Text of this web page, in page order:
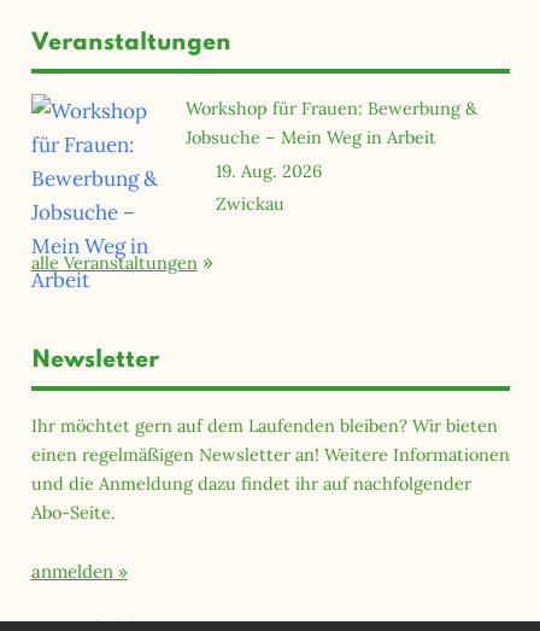
Veranstaltungen
Workshop für Frauen: Bewerbung &
Jobsuche – Mein Weg in Arbeit
19. Aug. 2026
Zwickau
alle Veranstaltungen
Newsletter
Ihr möchtet gern auf dem Laufenden bleiben? Wir bieten
einen regelmäßigen Newsletter an! Weitere Informationen
und die Anmeldung dazu findet ihr auf nachfolgender
Abo-Seite.
anmelden